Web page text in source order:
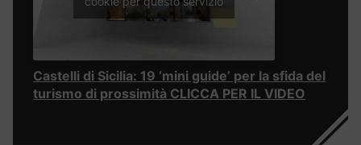
Castelli di Sicilia: 19 ‘mini guide’ per la sfida del
turismo di prossimità CLICCA PER IL VIDEO